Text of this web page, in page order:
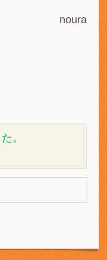
noura
。